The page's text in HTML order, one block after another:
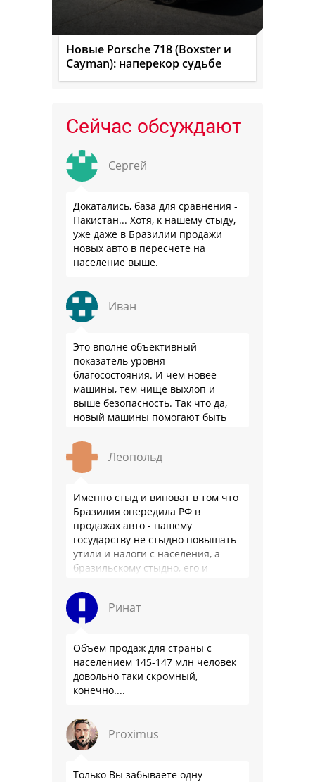
Новые Porsche 718 (Boxster и
Cayman): наперекор судьбе
Сейчас обсуждают
Сергей
Докатались, база для сравнения -
Пакистан... Хотя, к нашему стыду,
уже даже в Бразилии продажи
новых авто в пересчете на
население выше.
Иван
Это вполне объективный
показатель уровня
благосостояния. И чем новее
машины, тем чище выхлоп и
выше безопасность. Так что да,
новый машины помогают быть
Леопольд
Именно стыд и виноват в том что
Бразилия опередила РФ в
продажах авто - нашему
государству не стыдно повышать
утили и налоги с населения, а
бразильскому стыдно, его и
Ринат
Объем продаж для страны с
населением 145-147 млн человек
довольно таки скромный,
конечно....
Proximus
Только Вы забываете одну